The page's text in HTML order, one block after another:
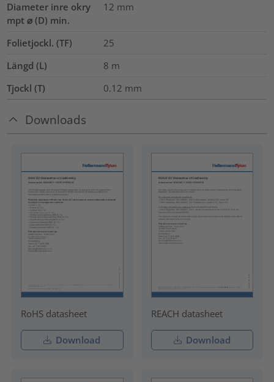
Diameter inre okry
mpt ⌀ (D) min.
12 mm
Folietjockl. (TF)
25
Längd (L)
8 m
Tjockl (T)
0.12 mm
Downloads
RoHS datasheet
Download
REACH datasheet
Download